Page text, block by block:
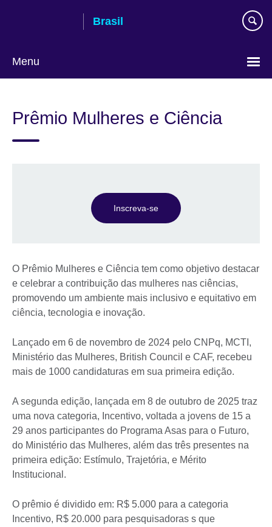
Brasil
Menu
language
Prêmio Mulheres e Ciência
Inscreva-se
O Prêmio Mulheres e Ciência tem como objetivo destacar
e celebrar a contribuição das mulheres nas ciências,
promovendo um ambiente mais inclusivo e equitativo em
ciência, tecnologia e inovação.
Lançado em 6 de novembro de 2024 pelo CNPq, MCTI,
Ministério das Mulheres, British Council e CAF, recebeu
mais de 1000 candidaturas em sua primeira edição.
A segunda edição, lançada em 8 de outubro de 2025 traz
uma nova categoria, Incentivo, voltada a jovens de 15 a
29 anos participantes do Programa Asas para o Futuro,
do Ministério das Mulheres, além das três presentes na
primeira edição: Estímulo, Trajetória, e Mérito
Institucional.
O prêmio é dividido em: R$ 5.000 para a categoria
Incentivo, R$ 20.000 para pesquisadoras s que